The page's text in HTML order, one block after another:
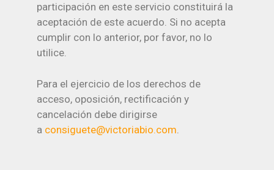
participación en este servicio constituirá la
aceptación de este acuerdo. Si no acepta
cumplir con lo anterior, por favor, no lo
utilice.
Para el ejercicio de los derechos de
acceso, oposición, rectificación y
cancelación debe dirigirse
a consiguete@victoriabio.com